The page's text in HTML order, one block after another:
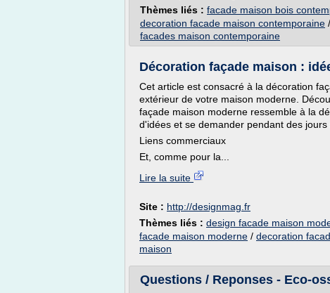
Thèmes liés : facade maison bois
decoration facade maison contemporaine /
facades maison contemporaine
Décoration façade maison :
Cet article est consacré à la décoration
extérieur de votre maison moderne.
façade maison moderne ressemble à la
d'idées et se demander pendant des
Liens commerciaux
Et, comme pour la...
Lire la suite
Site : http://designmag.fr
Thèmes liés : design facade maison
facade maison moderne / decoration
maison
Questions / Reponses - Eco-